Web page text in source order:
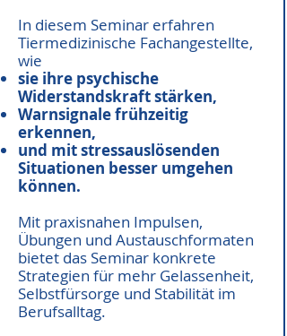
In diesem Seminar erfahren
Tiermedizinische Fachangestellte,
wie
sie ihre psychische
Widerstandskraft stärken,
Warnsignale frühzeitig
erkennen,
und mit stressauslösenden
Situationen besser umgehen
können.
Mit praxisnahen Impulsen,
Übungen und Austauschformaten
bietet das Seminar konkrete
Strategien für mehr Gelassenheit,
Selbstfürsorge und Stabilität im
Berufsalltag.